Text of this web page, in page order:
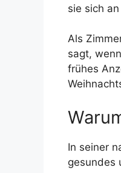
sie sich
Als
sagt,
frühes
In seiner
gesundes